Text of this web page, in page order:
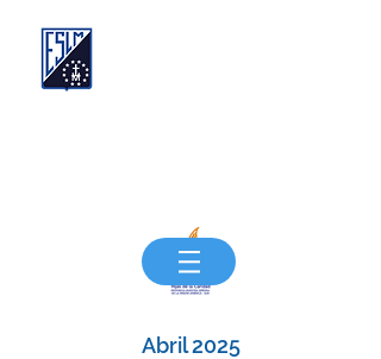
"Siempre más, Siempre mejor"
Abril 2025